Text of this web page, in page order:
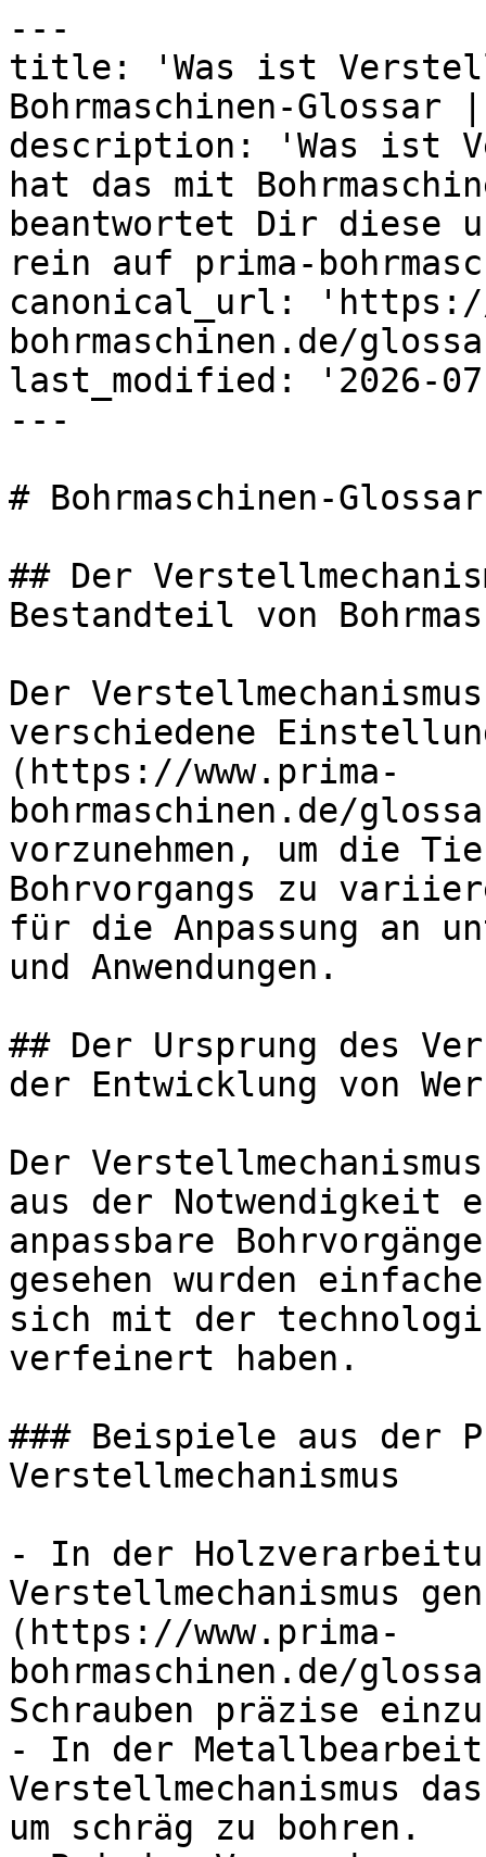
---
title: 'Was ist
Bohrmaschinen-Glossar
description: 'Was ist
hat das mit
beantwortet Dir diese
rein auf prima-
canonical_url: 'https://
bohrmaschinen.de/
last_modified: '2026-
---
# Bohrmaschinen-
## Der
Bestandteil von
Der
verschiedene
(https://www.prima-
bohrmaschinen.de/
vorzunehmen, um die
Bohrvorgangs zu
für die Anpassung an
und Anwendungen.
## Der Ursprung des
der Entwicklung von
Der
aus der Notwendigkeit
anpassbare
gesehen wurden
sich mit der
verfeinert haben.
### Beispiele aus der
Verstellmechanismus
- In der
Verstellmechanismus
(https://www.prima-
bohrmaschinen.de/
Schrauben präzise
- In der
Verstellmechanismus
um schräg zu bohren.